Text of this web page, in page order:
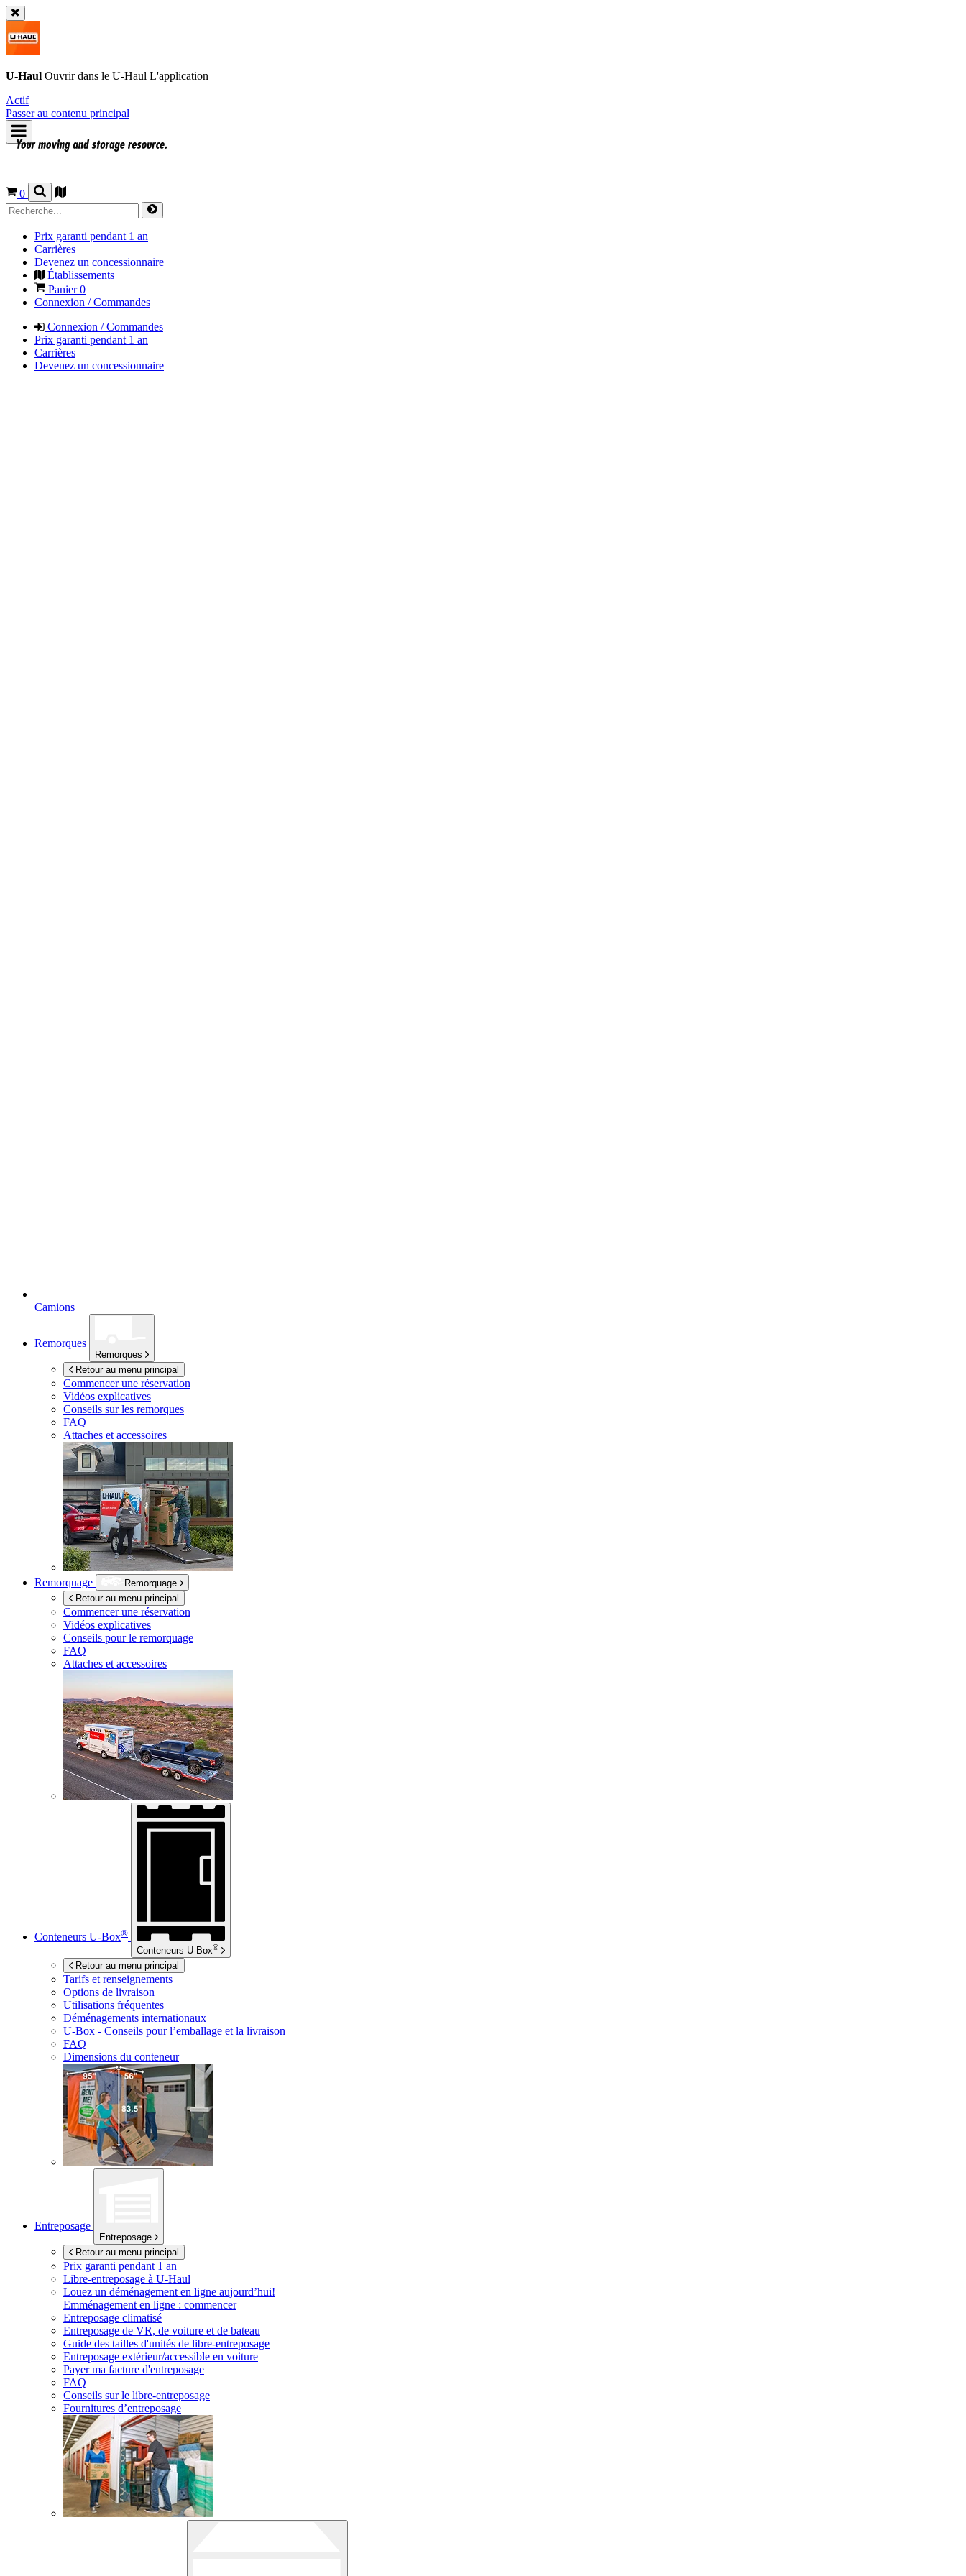
U-Haul Ouvrir dans le U-Haul L'application
Actif
Passer au contenu principal
0
Prix garanti pendant 1 an
Carrières
Devenez un concessionnaire
Établissements
Panier0
Connexion / Commandes
Connexion / Commandes
Prix garanti pendant 1 an
Carrières
Devenez un concessionnaire
Camions
Remorques
Remorques
Retour au menu principal
Commencer une réservation
Vidéos explicatives
Conseils sur les remorques
FAQ
Attaches et accessoires
Remorquage
Remorquage
Retour au menu principal
Commencer une réservation
Vidéos explicatives
Conseils pour le remorquage
FAQ
Attaches et accessoires
Conteneurs U-Box®
Conteneurs U-Box®
Retour au menu principal
Tarifs et renseignements
Options de livraison
Utilisations fréquentes
Déménagements internationaux
U-Box - Conseils pour l’emballage et la livraison
FAQ
Dimensions du conteneur
Entreposage
Entreposage
Retour au menu principal
Prix garanti pendant 1 an
Libre-entreposage à U-Haul
Louez un déménagement en ligne aujourd’hui!
Emménagement en ligne : commencer
Entreposage climatisé
Entreposage de VR, de voiture et de bateau
Guide des tailles d'unités de libre-entreposage
Entreposage extérieur/accessible en voiture
Payer ma facture d'entreposage
FAQ
Conseils sur le libre-entreposage
Fournitures d’entreposage